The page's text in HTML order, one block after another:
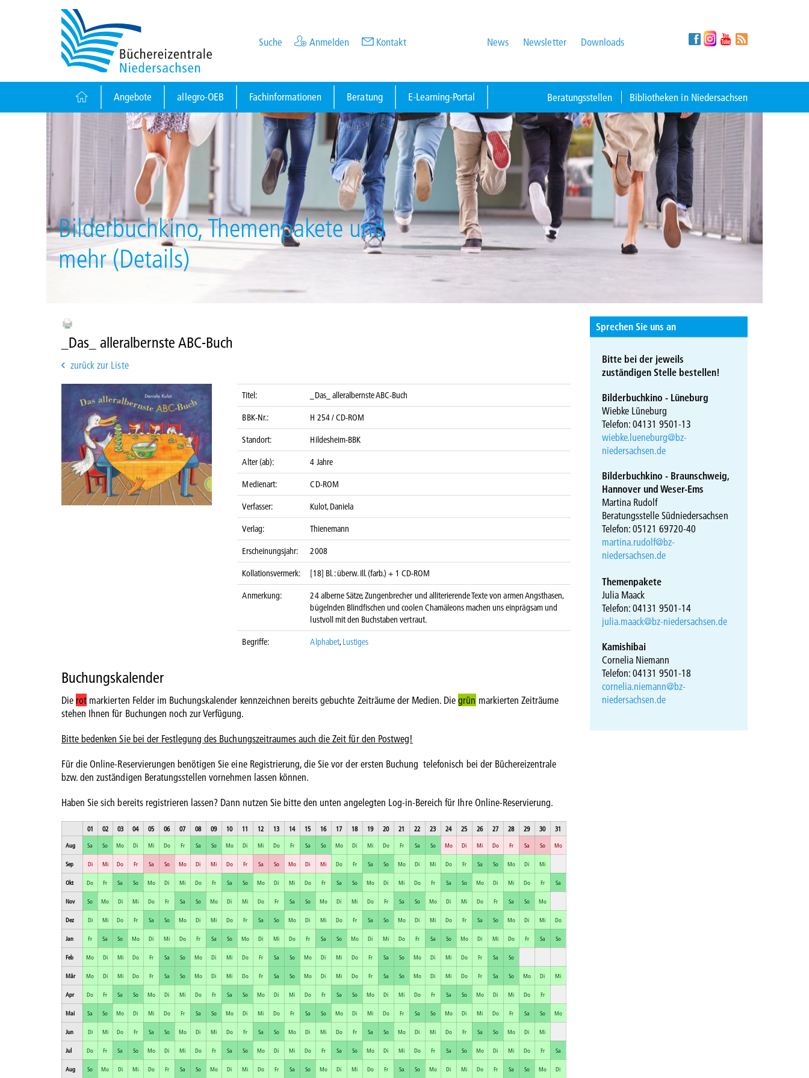
Suche Anmelden Kontakt News Newsletter Downloads
Angebote allegro-OEB Fachinformationen Beratung E-Learning-Portal Beratungsstellen Bibliotheken in Niedersachsen
Bilderbuchkino, Themenpakete und
mehr (Details)
_Das_ alleralbernste ABC-Buch
zurück zur Liste
Titel: _Das_ alleralbernste ABC-Buch
BBK-Nr.: H 254 / CD-ROM
Standort: Hildesheim-BBK
Alter (ab): 4 Jahre
Medienart: CD-ROM
Verfasser: Kulot, Daniela
Verlag: Thienemann
Erscheinungsjahr: 2008
Kollationsvermerk: [18] Bl. : überw. Ill. (farb.) + 1 CD-ROM
Anmerkung:
24 alberne Sätze, Zungenbrecher und alliterierende Texte von armen Angsthasen,
bügelnden Blindfischen und coolen Chamäleons machen uns einprägsam und
lustvoll mit den Buchstaben vertraut.
Begriffe: Alphabet,Lustiges
Buchungskalender
Die rot markierten Felder im Buchungskalender kennzeichnen bereits gebuchte Zeiträume der Medien. Diegrün markierten Zeiträume
stehen Ihnen für Buchungen noch zur Verfügung.
Bitte bedenken Sie bei der Festlegung des Buchungszeitraumes auch die Zeit für den Postweg!
Für die Online-Reservierungen benötigen Sie eine Registrierung, die Sie vor der ersten Buchung telefonisch bei der Büchereizentrale
bzw. den zuständigen Beratungsstellen vornehmen lassen können.
Haben Sie sich bereits registrieren lassen? Dann nutzen Sie bitte den unten angelegten Log-in-Bereich für Ihre Online-Reservierung.
01 02 03 04 05 06 07 08 09 10 11 12 13 14 15 16 17 18 19 20 21 22 23 24 25 26 27 28 29 30 31
Aug Sa So Mo Di Mi Do Fr Sa So Mo Di Mi Do Fr Sa So Mo Di Mi Do Fr Sa So Mo Di Mi Do Fr Sa So Mo
Sep Di Mi Do Fr Sa So Mo Di Mi Do Fr Sa So Mo Di Mi Do Fr Sa So Mo Di Mi Do Fr Sa So Mo Di Mi
Okt Do Fr Sa So Mo Di Mi Do Fr Sa So Mo Di Mi Do Fr Sa So Mo Di Mi Do Fr Sa So Mo Di Mi Do Fr Sa
Nov So Mo Di Mi Do Fr Sa So Mo Di Mi Do Fr Sa So Mo Di Mi Do Fr Sa So Mo Di Mi Do Fr Sa So Mo
Dez Di Mi Do Fr Sa So Mo Di Mi Do Fr Sa So Mo Di Mi Do Fr Sa So Mo Di Mi Do Fr Sa So Mo Di Mi Do
Jan Fr Sa So Mo Di Mi Do Fr Sa So Mo Di Mi Do Fr Sa So Mo Di Mi Do Fr Sa So Mo Di Mi Do Fr Sa So
Feb Mo Di Mi Do Fr Sa So Mo Di Mi Do Fr Sa So Mo Di Mi Do Fr Sa So Mo Di Mi Do Fr Sa So
Mär Mo Di Mi Do Fr Sa So Mo Di Mi Do Fr Sa So Mo Di Mi Do Fr Sa So Mo Di Mi Do Fr Sa So Mo Di Mi
Apr Do Fr Sa So Mo Di Mi Do Fr Sa So Mo Di Mi Do Fr Sa So Mo Di Mi Do Fr Sa So Mo Di Mi Do Fr
Mai Sa So Mo Di Mi Do Fr Sa So Mo Di Mi Do Fr Sa So Mo Di Mi Do Fr Sa So Mo Di Mi Do Fr Sa So Mo
Jun Di Mi Do Fr Sa So Mo Di Mi Do Fr Sa So Mo Di Mi Do Fr Sa So Mo Di Mi Do Fr Sa So Mo Di Mi
Jul Do Fr Sa So Mo Di Mi Do Fr Sa So Mo Di Mi Do Fr Sa So Mo Di Mi Do Fr Sa So Mo Di Mi Do Fr Sa
Aug So Mo Di Mi Do Fr Sa So Mo Di Mi Do Fr Sa So Mo Di Mi Do Fr Sa So Mo Di Mi Do Fr Sa So Mo Di
Sprechen Sie uns an
Bitte bei der jeweils
zuständigen Stelle bestellen!
Bilderbuchkino - Lüneburg
Wiebke Lüneburg
Telefon: 04131 9501-13
wiebke.lueneburg@bz-
niedersachsen.de
Bilderbuchkino - Braunschweig,
Hannover und Weser-Ems
Martina Rudolf
Beratungsstelle Südniedersachsen
Telefon: 05121 69720-40
martina.rudolf@bz-
niedersachsen.de
Themenpakete
Julia Maack
Telefon: 04131 9501-14
julia.maack@bz-niedersachsen.de
Kamishibai
Cornelia Niemann
Telefon: 04131 9501-18
cornelia.niemann@bz-
niedersachsen.de